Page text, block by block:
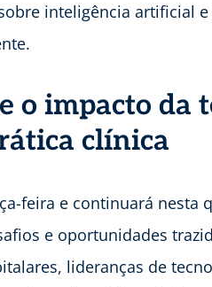
inteligência artificial e
o impacto da
clínica
feira e continuará nesta
e oportunidades
lideranças de